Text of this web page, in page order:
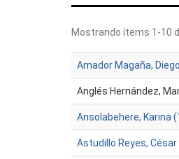
Mostrando ítems 1-10
Amador Magaña,
Anglés Hernández,
Ansolabehere, Karina
Astudillo Reyes, César